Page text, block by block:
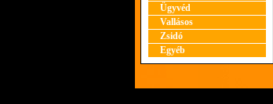
Ügyvéd
Vallásos
Zsidó
Egyéb